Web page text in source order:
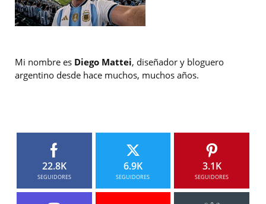
Mi nombre es Diego Mattei, diseñador y bloguero
argentino desde hace muchos, muchos años.
22.8K
SEGUIDORES
6.9K
SEGUIDORES
3.1K
SEGUIDORES